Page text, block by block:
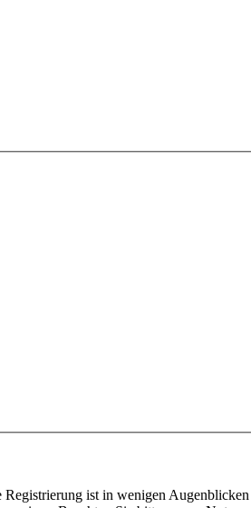
ist in wenigen